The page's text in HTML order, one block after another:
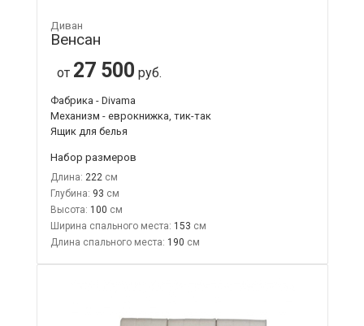
Диван
Венсан
от 27 500 руб.
Фабрика - Divama
Механизм - еврокнижка, тик-так
Ящик для белья
Набор размеров
Длина: 222
Глубина: 93
Высота: 100
Ширина спального места: 153
Длина спального места: 190